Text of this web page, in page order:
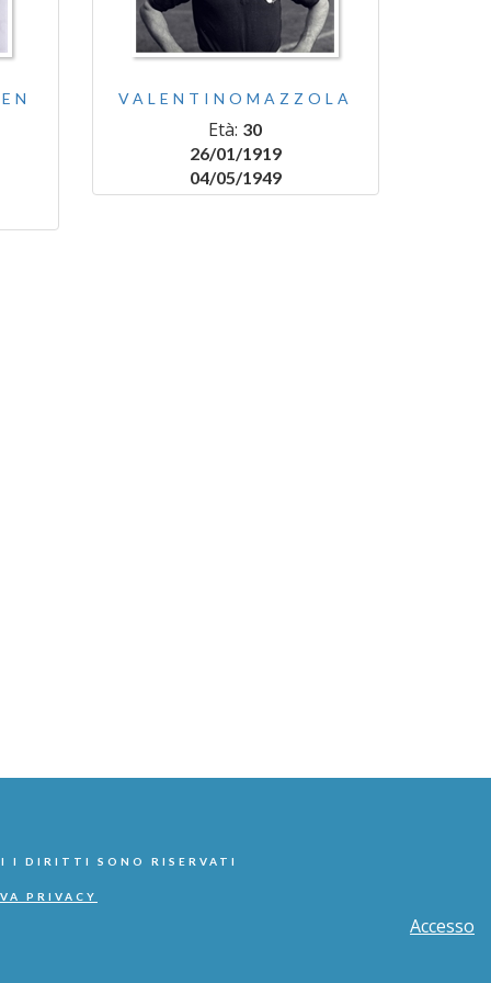
VALENTINOMAZZOLA
Età: 30
26/01/1919
04/05/1949
I DIRITTI SONO RISERVATI
PRIVACY
Accesso